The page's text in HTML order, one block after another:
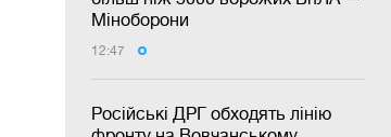
Міноборони
12:47
Російські ДРГ обходять лінію